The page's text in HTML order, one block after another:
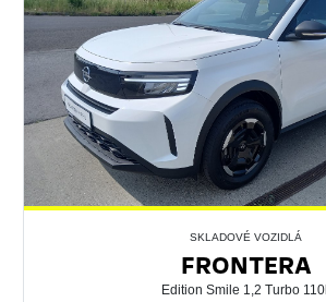
SKLADOVÉ VOZIDLÁ
FRONTERA
Edition Smile 1,2 Turbo